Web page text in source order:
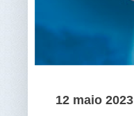
12 maio 2023